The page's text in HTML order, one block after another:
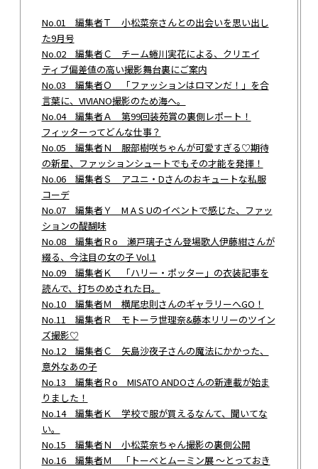
No.01 編集者Ｔ 小松菜奈さんとの出会いを思い出し
た9月号
No.02 編集者Ｃ チーム蜷川実花による、クリエイ
ティブ偏差値の高い撮影舞台裏にご案内
No.03 編集者Ｏ 「ファッションはロマンだ！」を合
言葉に、VIVIANO撮影のため海へ。
No.04 編集者Ａ 第99回装苑賞の裏側レポート！
フィッターってどんな仕事？
No.05 編集者Ｎ 服部樹咲ちゃんが可愛すぎる♡期待
の新星、ファッションシュートでもその才能を発揮！
No.06 編集者Ｓ アユニ・Dさんのおキュートな私服
コーデ
No.07 編集者Ｙ M A S Uのイベントで感じた、ファッ
ションの醍醐味
No.08 編集者Ｒo 瀬戸璃子さん登場歌人伊藤紺さんが
綴る、今注目の女の子 Vol.1
No.09 編集者Ｋ 「ハリー・ポッター」の衣装記事を
読んで、打ちのめされた日。
No.10 編集者Ｍ 横尾忠則さんのギャラリーへGO！
No.11 編集者Ｒ モトーラ世理奈&藤本リリーのツイン
ズ撮影♡
No.12 編集者Ｃ 矢島沙夜子さんの魔法にかかった、
意外なあの子
No.13 編集者Ｒo MISATO ANDOさんの新連載が始ま
りました！
No.14 編集者Ｋ 学校で服が買えるなんて、聞いてな
い。
No.15 編集者Ｎ 小松菜奈ちゃん撮影の裏側公開
No.16 編集者Ｍ 「トーベとムーミン展 ～とっておき